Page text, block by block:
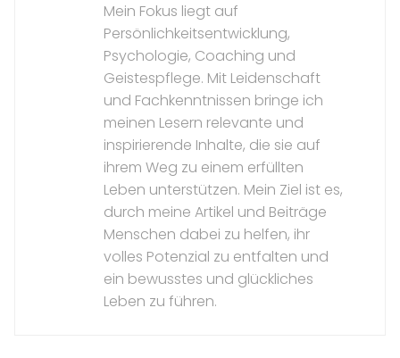
Mein Fokus liegt auf
Persönlichkeitsentwicklung,
Psychologie, Coaching und
Geistespflege. Mit Leidenschaft
und Fachkenntnissen bringe ich
meinen Lesern relevante und
inspirierende Inhalte, die sie auf
ihrem Weg zu einem erfüllten
Leben unterstützen. Mein Ziel ist es,
durch meine Artikel und Beiträge
Menschen dabei zu helfen, ihr
volles Potenzial zu entfalten und
ein bewusstes und glückliches
Leben zu führen.